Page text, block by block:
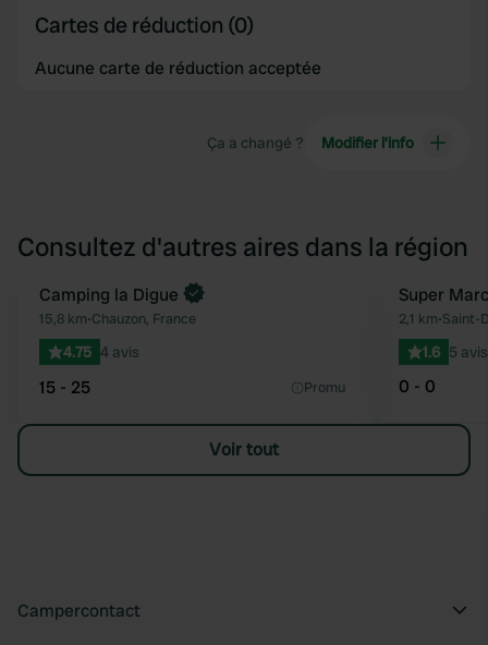
Cartes de réduction (0)
Aucune carte de réduction acceptée
Ça a changé ? Modifier l’info
Consultez d'autres aires dans la région
Préféré
Reserve maintenant
Camping la Digue
15,8 km•Chauzon, France
4.75 4 avis
15 - 25 Promu
Super
2,1 km•Saint-
1.6 5 avis
0 - 0
Voir tout
Campercontact